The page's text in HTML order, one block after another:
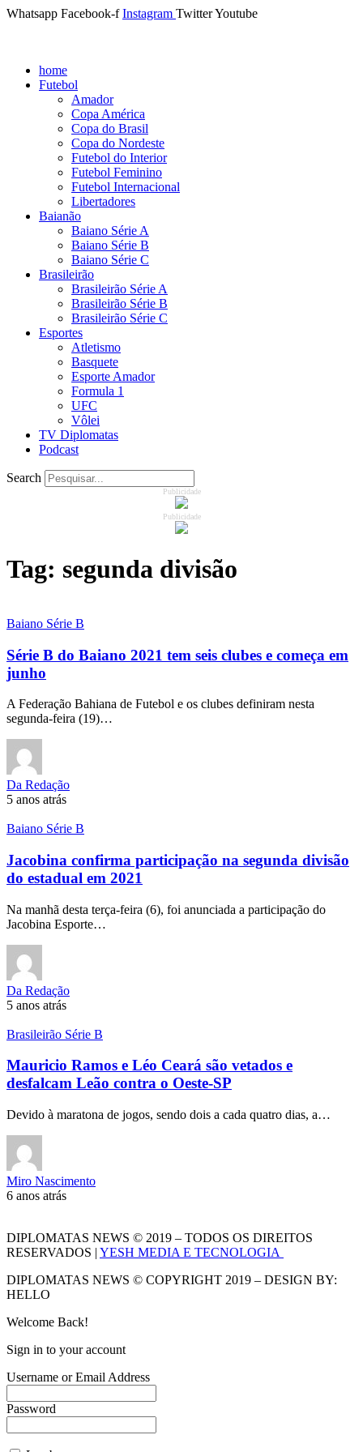
Whatsapp Facebook-f Instagram TwitterYoutube
home
Futebol
Amador
Copa América
Copa do Brasil
Copa do Nordeste
Futebol do Interior
Futebol Feminino
Futebol Internacional
Libertadores
Baianão
Baiano Série A
Baiano Série B
Baiano Série C
Brasileirão
Brasileirão Série A
Brasileirão Série B
Brasileirão Série C
Esportes
Atletismo
Basquete
Esporte Amador
Formula 1
UFC
Vôlei
TV Diplomatas
Podcast
Search
Publicidade
Publicidade
Tag: segunda divisão
Baiano Série B
Série B do Baiano 2021 tem seis clubes e começa em
junho
A Federação Bahiana de Futebol e os clubes definiram nesta
segunda-feira (19)…
Da Redação
5 anos atrás
Baiano Série B
Jacobina confirma participação na segunda divisão
do estadual em 2021
Na manhã desta terça-feira (6), foi anunciada a participação do
Jacobina Esporte…
Da Redação
5 anos atrás
Brasileirão Série B
Mauricio Ramos e Léo Ceará são vetados e
desfalcam Leão contra o Oeste-SP
Devido à maratona de jogos, sendo dois a cada quatro dias, a…
Miro Nascimento
6 anos atrás
DIPLOMATAS NEWS © 2019 – TODOS OS DIREITOS
RESERVADOS | YESH MEDIA E TECNOLOGIA
DIPLOMATAS NEWS © COPYRIGHT 2019 – DESIGN BY:
HELLO
Welcome Back!
Sign in to your account
Username or Email Address
Password